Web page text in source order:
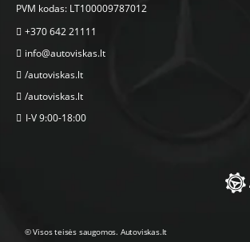
PVM kodas: LT100009787012
+370 642 21111
info@autoviskas.lt
/autoviskas.lt
/autoviskas.lt
I-V 9:00-18:00
© Visos teisės saugomos. Autoviskas.lt